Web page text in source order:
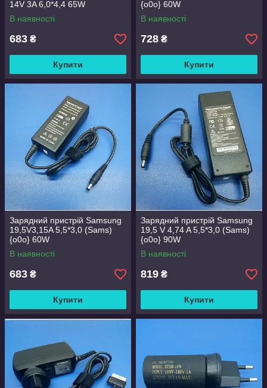
14V 3A 6,0*4,4 65W
В наявності
683 ₴
Купити
{o0o} 60W
В наявності
728 ₴
Купити
Зарядний пристрій Samsung
19,5V3,15A 5,5*3,0 (Sams)
{o0o} 60W
В наявності
683 ₴
Купити
Зарядний пристрій Samsung
19,5 V 4,74 A 5,5*3,0 (Sams)
{o0o} 90W
В наявності
819 ₴
Купити